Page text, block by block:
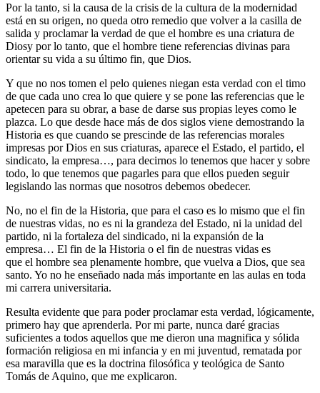
Por la tanto, si la causa de la crisis de la cultura de la modernidad
está en su origen, no queda otro remedio que volver a la casilla de
salida y proclamar la verdad de que el hombre es una criatura de
Diosy por lo tanto, que el hombre tiene referencias divinas para
orientar su vida a su último fin, que Dios.
Y que no nos tomen el pelo quienes niegan esta verdad con el timo
de que cada uno crea lo que quiere y se pone las referencias que le
apetecen para su obrar, a base de darse sus propias leyes como le
plazca. Lo que desde hace más de dos siglos viene demostrando la
Historia es que cuando se prescinde de las referencias morales
impresas por Dios en sus criaturas, aparece el Estado, el partido, el
sindicato, la empresa…, para decirnos lo tenemos que hacer y sobre
todo, lo que tenemos que pagarles para que ellos pueden seguir
legislando las normas que nosotros debemos obedecer.
No, no el fin de la Historia, que para el caso es lo mismo que el fin
de nuestras vidas, no es ni la grandeza del Estado, ni la unidad del
partido, ni la fortaleza del sindicado, ni la expansión de la
empresa… El fin de la Historia o el fin de nuestras vidas es
que el hombre sea plenamente hombre, que vuelva a Dios, que sea
santo. Yo no he enseñado nada más importante en las aulas en toda
mi carrera universitaria.
Resulta evidente que para poder proclamar esta verdad, lógicamente,
primero hay que aprenderla. Por mi parte, nunca daré gracias
suficientes a todos aquellos que me dieron una magnifica y sólida
formación religiosa en mi infancia y en mi juventud, rematada por
esa maravilla que es la doctrina filosófica y teológica de Santo
Tomás de Aquino, que me explicaron.